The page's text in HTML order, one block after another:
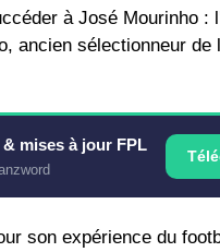
à José Mourinho :
ancien sélectionneur de
mises à jour FPL
son expérience du